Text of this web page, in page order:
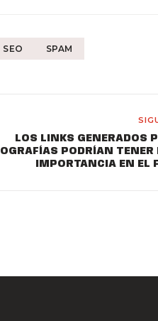
SEO SPAM
LOS LINKS GENERADOS
PODRÍAN TENER
IMPORTANCIA EN EL